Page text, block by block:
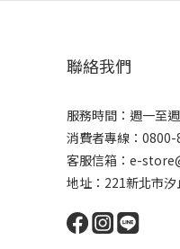
聯絡我們
服務時間：週一至
消費者專線：
客服信箱：e-
地址：221新北市